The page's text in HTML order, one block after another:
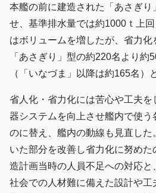
本艦の前に建造された「あさぎり
せ、基準排水量では約1000ｔ上
はボリュームを増したが、省力
「あさぎり」型の約220名より約
（「いなづま」以降は約165名）
省人化・省力化には苦心や工夫
器システムを向上させ艦内で使う
のに替え、艦内の動線も見直した
いた部分を改善し省力化に努め
造計画当時の人員不足への対応
社会での人材難に備えた設計や工